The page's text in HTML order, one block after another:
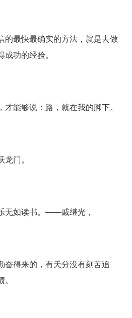
的最快最确实的方法，就是去做
功的经验。
才能够说：路，就在我的脚下。
门。
无如读书。——戚继光，
奋得来的，有天分没有刻苦追